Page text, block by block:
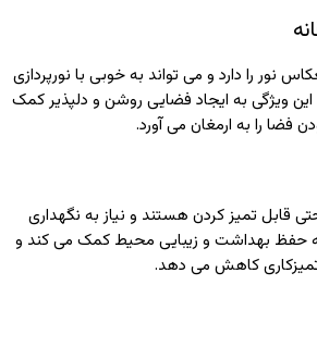
را دارد و می‌ تواند به‌ خوبی با نورپردازی‌
ویژگی به ایجاد فضایی روشن و دلپذیر کمک
را به ارمغان می‌ آورد.
تمیز کردن هستند و نیاز به نگهداری
حفظ بهداشت و زیبایی محیط کمک می‌ کند و
تمیزکاری کاهش می‌ دهد.